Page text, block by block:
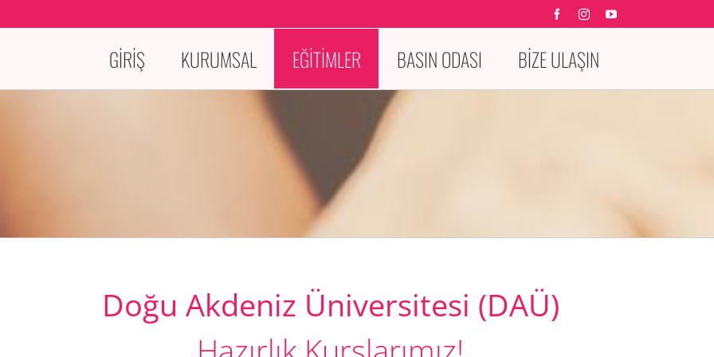
FacebookInstagramYouTube
GİRİŞ KURUMSAL EĞİTİMLER BASIN ODASI BİZE ULAŞIN
Doğu Akdeniz Üniversitesi (DAÜ)